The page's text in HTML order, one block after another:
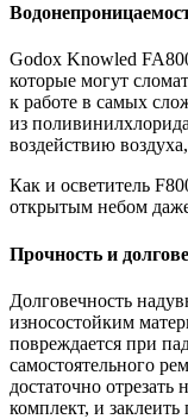
Godox Knowled
которые могут
к работе в самых
из
воздействию
Как и осветитель
открытым небом
Прочность и
Долговечность
износостойким
повреждается при
самостоятельного
достаточно
комплект, и заклеить